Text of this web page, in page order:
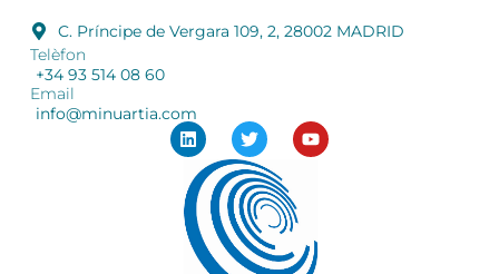
C. Príncipe de Vergara 109, 2, 28002 MADRID
Telèfon
+34 93 514 08 60
Email
info@minuartia.com